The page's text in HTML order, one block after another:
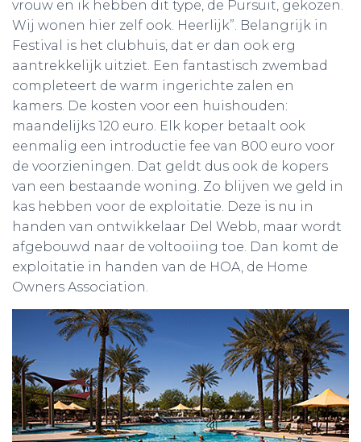
vrouw en ik hebben dit type, de Pursuit, gekozen.
Wij wonen hier zelf ook. Heerlijk”. Belangrijk in
Festival is het clubhuis, dat er dan ook erg
aantrekkelijk uitziet. Een fantastisch zwembad
completeert de warm ingerichte zalen en
kamers. De kosten voor een huishouden:
maandelijks 120 euro. Elk koper betaalt ook
eenmalig een introductie fee van 800 euro voor
de voorzieningen. Dat geldt dus ook de kopers
van een bestaande woning. Zo blijven we geld in
kas hebben voor de exploitatie. Deze is nu in
handen van ontwikkelaar Del Webb, maar wordt
afgebouwd naar de voltooiing toe. Dan komt de
exploitatie in handen van de HOA, de Home
Owners Association.